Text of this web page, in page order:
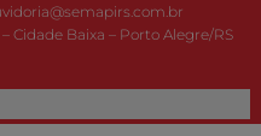
Cidade Baixa – Porto Alegre/RS